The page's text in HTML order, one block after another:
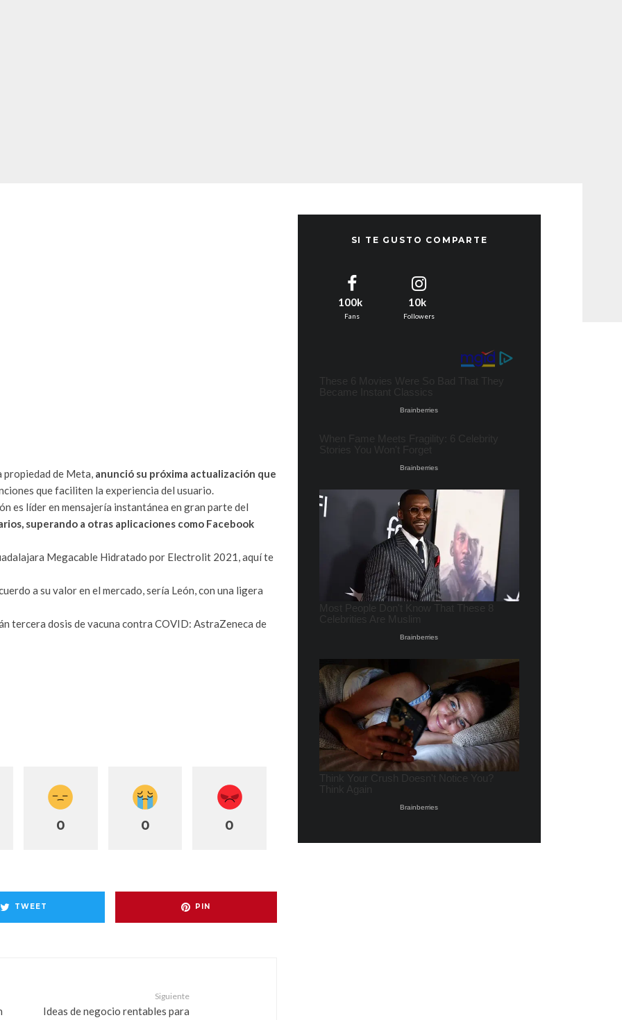
propiedad de Meta, anunció su próxima actualización que
que faciliten la experiencia del usuario.
es líder en mensajería instantánea en gran parte del
superando a otras aplicaciones como Facebook
Megacable Hidratado por Electrolit 2021, aquí te
a su valor en el mercado, sería León, con una ligera
tercera dosis de vacuna contra COVID: AstraZeneca de
0 0 0
TWEET PIN
Siguiente
Ideas de negocio rentables para
SI TE GUSTO COMPARTE
100k
Fans
10k
Followers